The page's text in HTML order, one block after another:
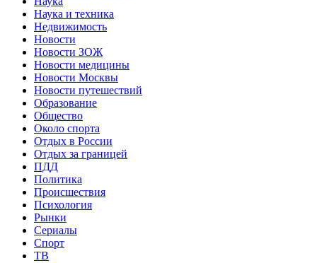
Наука и техника
Недвижимость
Новости
Новости ЗОЖ
Новости медицины
Новости Москвы
Новости путешествий
Образование
Общество
Около спорта
Отдых в России
Отдых за границей
ПДД
Политика
Происшествия
Психология
Рынки
Сериалы
Спорт
ТВ